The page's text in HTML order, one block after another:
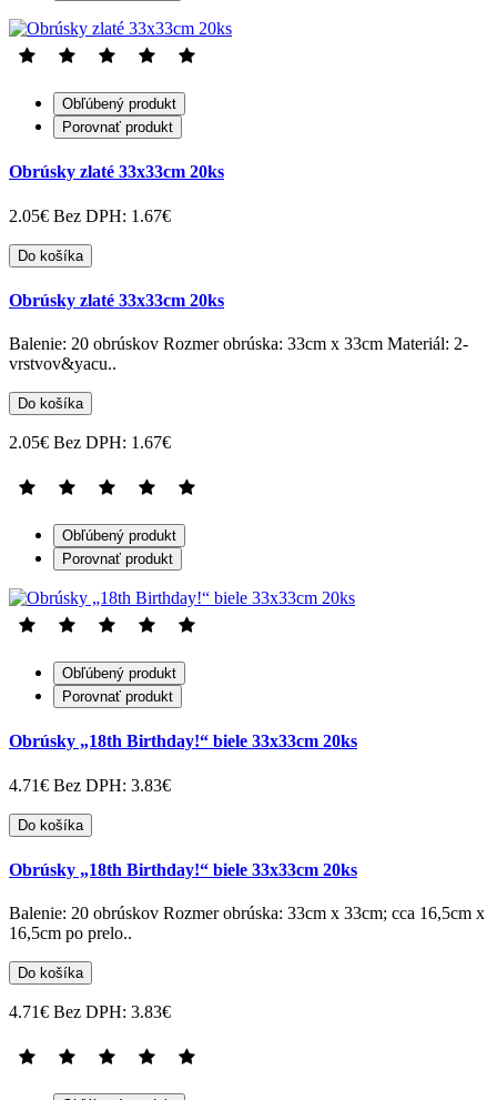
Obľúbený produkt
Porovnať produkt
Obrúsky zlaté 33x33cm 20ks
2.05€ Bez DPH: 1.67€
Do košíka
Obrúsky zlaté 33x33cm 20ks
Balenie: 20 obrúskov Rozmer obrúska: 33cm x 33cm Materiál: 2-
vrstvov&yacu..
Do košíka
2.05€ Bez DPH: 1.67€
Obľúbený produkt
Porovnať produkt
Obľúbený produkt
Porovnať produkt
Obrúsky „18th Birthday!“ biele 33x33cm 20ks
4.71€ Bez DPH: 3.83€
Do košíka
Obrúsky „18th Birthday!“ biele 33x33cm 20ks
Balenie: 20 obrúskov Rozmer obrúska: 33cm x 33cm; cca 16,5cm x
16,5cm po prelo..
Do košíka
4.71€ Bez DPH: 3.83€